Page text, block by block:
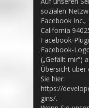
sozialen
Facebook Inc.,
California
Facebook-
Facebook-
(„Gefällt mir“)
Übersicht über
Sie hier:
https://
gins/.